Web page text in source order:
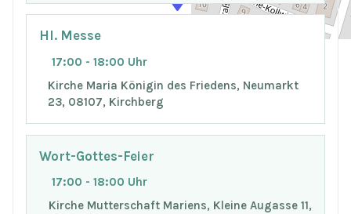
Hl. Messe
17:00 - 18:00 Uhr
Kirche Maria Königin des Friedens, Neumarkt
23, 08107, Kirchberg
Wort-Gottes-Feier
17:00 - 18:00 Uhr
Kirche Mutterschaft Mariens, Kleine Augasse 11,